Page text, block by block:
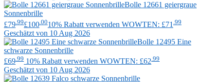
Bolle 12661 geiergraue
Sonnenbrille
£79 .99£100 .0010% Rabatt verwenden WOWTEN: £71 .99
Geschätzt von 10 Aug 2026
Bolle 12495 Eine
schwarze Sonnenbrille
£69 .99 10% Rabatt verwenden WOWTEN: £62 .99
Geschätzt von 10 Aug 2026